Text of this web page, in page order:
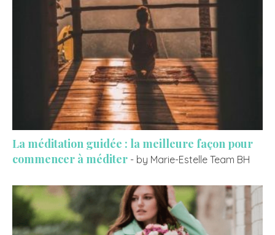
La méditation guidée : la meilleure façon pour
commencer à méditer - by Marie-Estelle Team BH